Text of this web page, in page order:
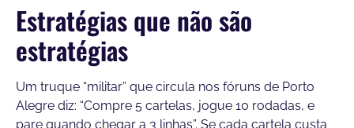
Estratégias que não são
estratégias
Um truque “militar” que circula nos fóruns de Porto
Alegre diz: “Compre 5 cartelas, jogue 10 rodadas, e
pare quando chegar a 3 linhas”. Se cada cartela custa